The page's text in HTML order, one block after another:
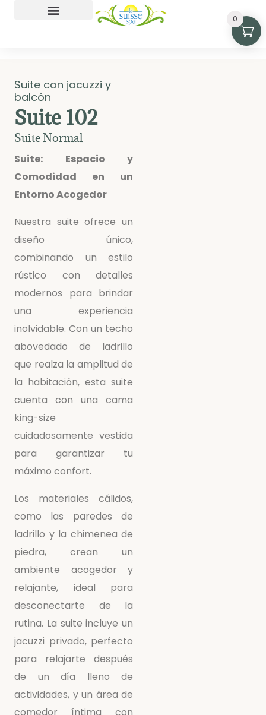
Suite con jacuzzi y
balcón
Suite 102
Suite Normal
Suite: Espacio y
Comodidad en un
Entorno Acogedor
Nuestra suite ofrece un
diseño único,
combinando un estilo
rústico con detalles
modernos para brindar
una experiencia
inolvidable. Con un techo
abovedado de ladrillo
que realza la amplitud de
la habitación, esta suite
cuenta con una cama
king-size
cuidadosamente vestida
para garantizar tu
máximo confort.
Los materiales cálidos,
como las paredes de
ladrillo y la chimenea de
piedra, crean un
ambiente acogedor y
relajante, ideal para
desconectarte de la
rutina. La suite incluye un
jacuzzi privado, perfecto
para relajarte después
de un día lleno de
actividades, y un área de
0